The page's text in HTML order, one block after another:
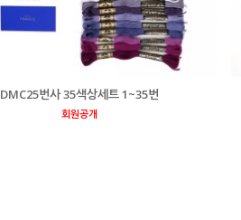
DMC25번사 35색상세트 1~35번
회원공개